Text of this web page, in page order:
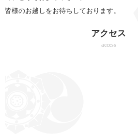
皆様のお越しをお待ちしております。
アクセス
access